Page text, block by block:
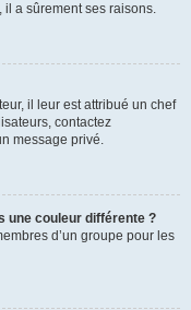
il a sûrement ses raisons.
il leur est attribué un chef
contactez
message privé.
une couleur différente ?
d’un groupe pour les